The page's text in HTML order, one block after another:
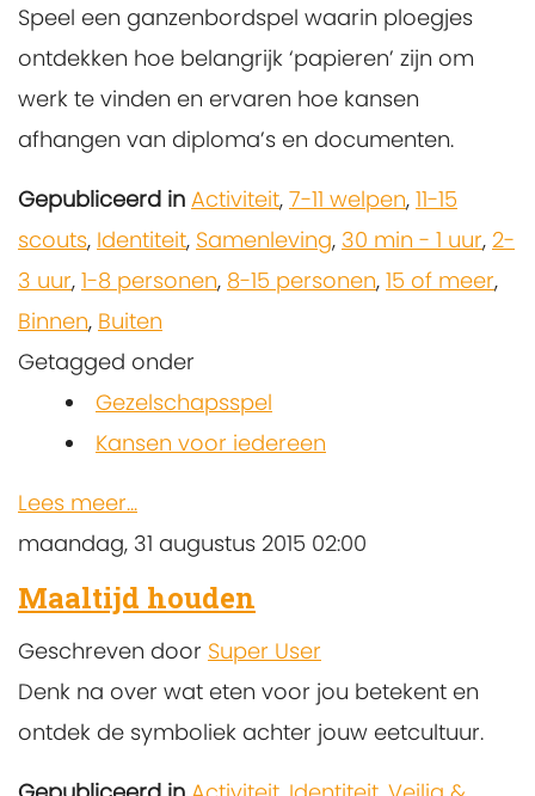
Speel een ganzenbordspel waarin ploegjes
ontdekken hoe belangrijk ‘papieren’ zijn om
werk te vinden en ervaren hoe kansen
afhangen van diploma’s en documenten.
Gepubliceerd in Activiteit, 7-11 welpen, 11-15
scouts, Identiteit, Samenleving, 30 min - 1 uur, 2-
3 uur, 1-8 personen, 8-15 personen, 15 of meer,
Binnen, Buiten
Getagged onder
Gezelschapsspel
Kansen voor iedereen
Lees meer...
maandag, 31 augustus 2015 02:00
Maaltijd houden
Geschreven door Super User
Denk na over wat eten voor jou betekent en
ontdek de symboliek achter jouw eetcultuur.